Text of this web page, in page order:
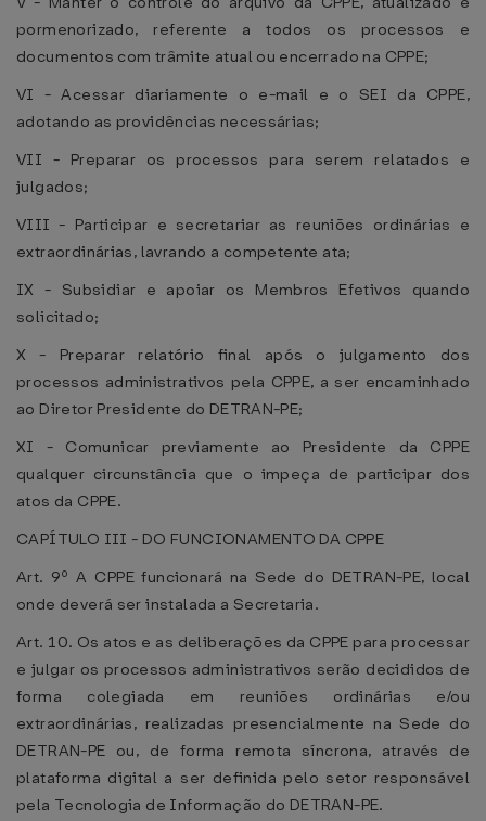
pormenorizado, referente a todos os processos e
documentos com trâmite atual ou encerrado na CPPE;
VI - Acessar diariamente o e-mail e o SEI da CPPE,
adotando as providências necessárias;
VII - Preparar os processos para serem relatados e
julgados;
VIII - Participar e secretariar as reuniões ordinárias e
extraordinárias, lavrando a competente ata;
IX - Subsidiar e apoiar os Membros Efetivos quando
solicitado;
X - Preparar relatório final após o julgamento dos
processos administrativos pela CPPE, a ser encaminhado
ao Diretor Presidente do DETRAN-PE;
XI - Comunicar previamente ao Presidente da CPPE
qualquer circunstância que o impeça de participar dos
atos da CPPE.
CAPÍTULO III - DO FUNCIONAMENTO DA CPPE
Art. 9º A CPPE funcionará na Sede do DETRAN-PE, local
onde deverá ser instalada a Secretaria.
Art. 10. Os atos e as deliberações da CPPE para processar
e julgar os processos administrativos serão decididos de
forma colegiada em reuniões ordinárias e/ou
extraordinárias, realizadas presencialmente na Sede do
DETRAN-PE ou, de forma remota síncrona, através de
plataforma digital a ser definida pelo setor responsável
pela Tecnologia de Informação do DETRAN-PE.